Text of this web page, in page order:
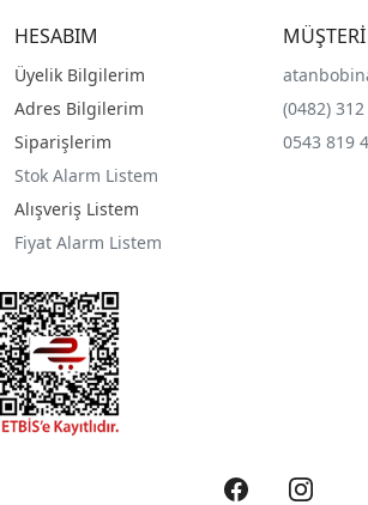
HESABIM
Üyelik Bilgilerim
Adres Bilgilerim
Siparişlerim
Stok Alarm Listem
Alışveriş Listem
Fiyat Alarm Listem
(0482)
0543 819